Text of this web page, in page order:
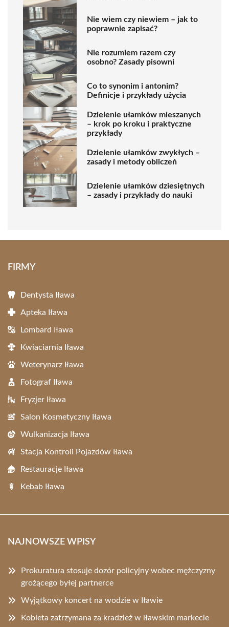
Nie wiem czy niewiem – jak to
poprawnie zapisać?
Nie rozumiem razem czy
osobno? Zasady pisowni
Co to synonim i antonim?
Definicje i przykłady użycia
Dzielenie ułamków mieszanych
– krok po kroku i praktyczne
przykłady
Dzielenie ułamków zwykłych –
zasady i metody obliczeń
Dzielenie ułamków dziesiętnych
– zasady i przykłady do nauki
FIRMY
Dentysta Iława
Apteka Iława
Lombard Iława
Kwiaciarnia Iława
Weterynarz Iława
Fotograf Iława
Fryzjer Iława
Salon Kosmetyczny Iława
Wulkanizacja Iława
Stacja Kontroli Pojazdów Iława
Restauracje Iława
Kebab Iława
NAJNOWSZE WPISY
Prokuratura stosuje dozór policyjny wobec mężczyzny
grożącego byłej partnerce
Wyjątkowy koncert na wodzie w Iławie
Kobieta zatrzymana za kradzież w iławskim markecie